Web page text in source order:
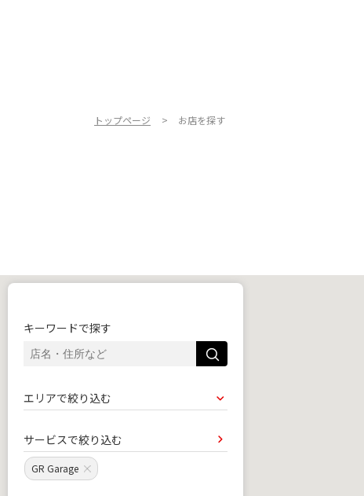
トップページ お店を探す
キーワードで探す
サービスで絞り込む
GR Garage